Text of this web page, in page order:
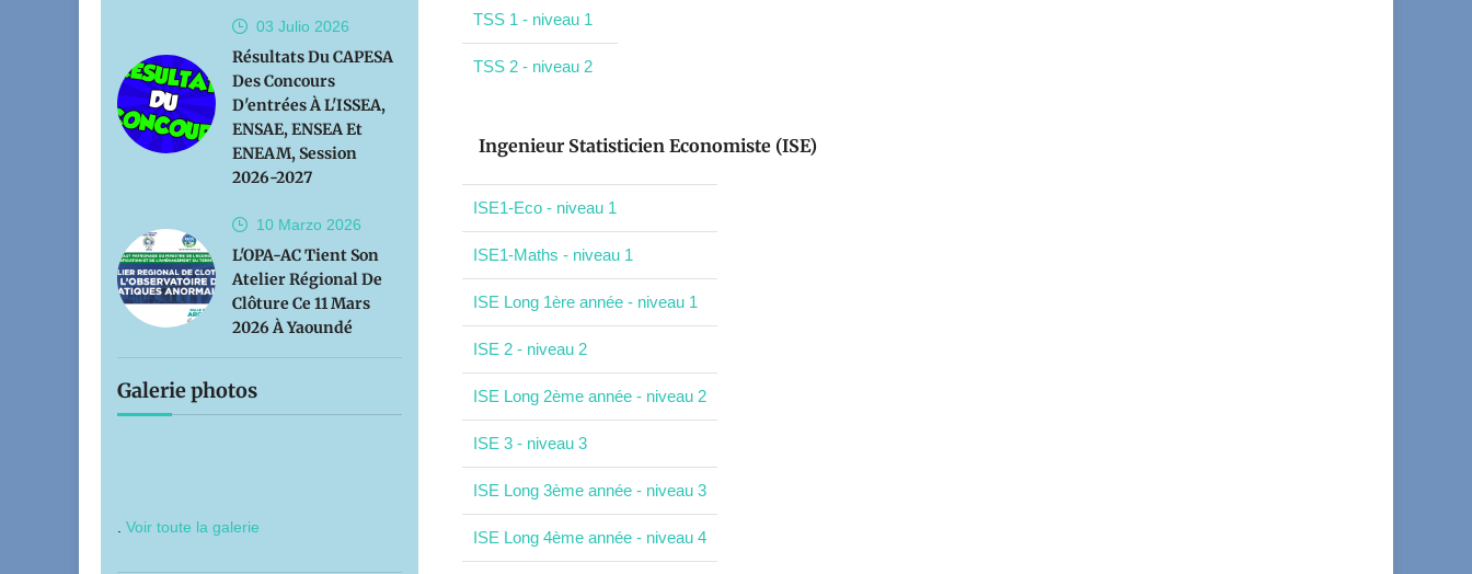
03 Julio 2026
Résultats Du CAPESA
Des Concours
D'entrées À L'ISSEA,
ENSAE, ENSEA Et
ENEAM, Session
2026-2027
10 Marzo 2026
L'OPA-AC Tient Son
Atelier Régional De
Clôture Ce 11 Mars
2026 À Yaoundé
Galerie photos
Voir toute la galerie
TSS 1 - niveau 1
TSS 2 - niveau 2
Ingenieur Statisticien Economiste (ISE)
ISE1-Eco - niveau 1
ISE1-Maths - niveau 1
ISE Long 1ère année - niveau 1
ISE 2 - niveau 2
ISE Long 2ème année - niveau 2
ISE 3 - niveau 3
ISE Long 3ème année - niveau 3
ISE Long 4ème année - niveau 4